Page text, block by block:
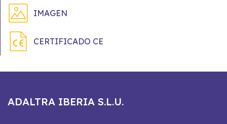
IMAGEN
CERTIFICADO CE
ADALTRA IBERIA S.L.U.